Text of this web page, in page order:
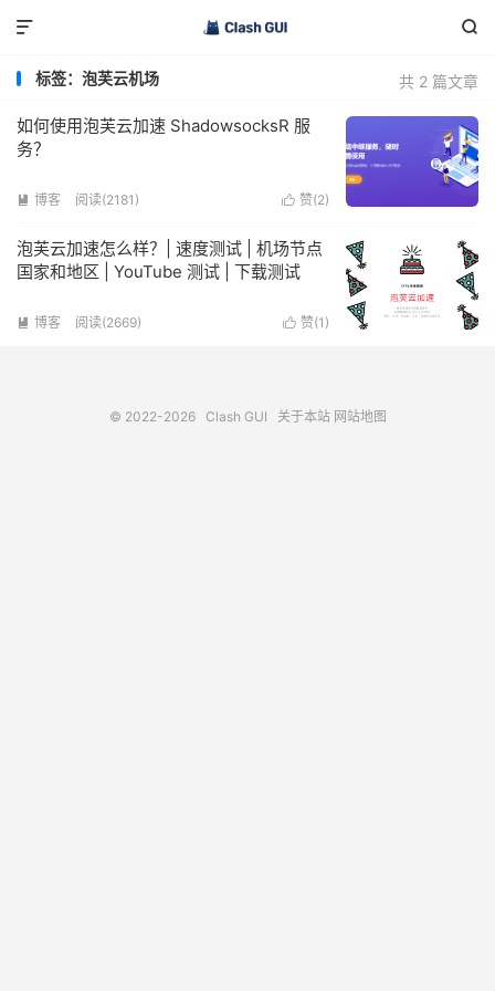


共 2 篇文章
标签：泡芙云机场
如何使用泡芙云加速 ShadowsocksR 服
务？
 赞(2)
 博客 阅读(2181)
泡芙云加速怎么样？| 速度测试 | 机场节点
国家和地区 | YouTube 测试 | 下载测试
 赞(1 )
 博客 阅读(2669)
© 2022-2026 Clash GUI 关于本站 网站地图